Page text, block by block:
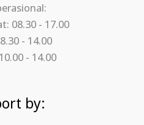
08.30 - 17.00
- 14.00
- 14.00
by: